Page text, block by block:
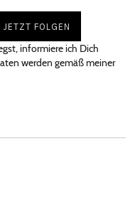
informiere ich Dich
werden gemäß meiner